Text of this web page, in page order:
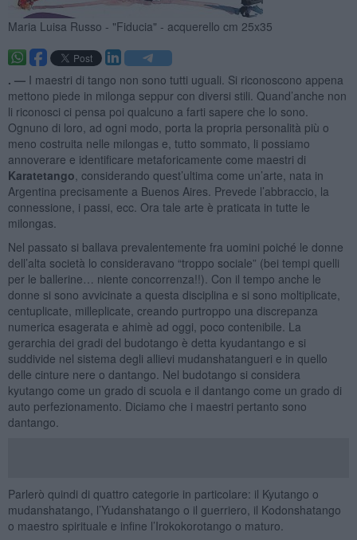
Maria Luisa Russo - "Fiducia" - acquerello cm 25x35
. — I maestri di tango non sono tutti uguali. Si riconoscono appena
mettono piede in milonga seppur con diversi stili. Quand’anche non
li riconosci ci pensa poi qualcuno a farti sapere che lo sono.
Ognuno di loro, ad ogni modo, porta la propria personalità più o
meno costruita nelle milongas e, tutto sommato, li possiamo
annoverare e identificare metaforicamente come maestri di
Karatetango , considerando quest’ultima come un’arte, nata in
Argentina precisamente a Buenos Aires. Prevede l’abbraccio, la
connessione, i passi, ecc. Ora tale arte è praticata in tutte le
milongas.
Nel passato si ballava prevalentemente fra uomini poiché le donne
dell’alta società lo consideravano “troppo sociale” (bei tempi quelli
per le ballerine… niente concorrenza!!). Con il tempo anche le
donne si sono avvicinate a questa disciplina e si sono moltiplicate,
centuplicate, milleplicate, creando purtroppo una discrepanza
numerica esagerata e ahimè ad oggi, poco contenibile. La
gerarchia dei gradi del budotango è detta kyudantango e si
suddivide nel sistema degli allievi mudanshatangueri e in quello
delle cinture nere o dantango. Nel budotango si considera
kyutango come un grado di scuola e il dantango come un grado di
auto perfezionamento. Diciamo che i maestri pertanto sono
dantango.
Parlerò quindi di quattro categorie in particolare: il Kyutango o
mudanshatango, l’Yudanshatango o il guerriero, il Kodonshatango
o maestro spirituale e infine l’Irokokorotango o maturo.